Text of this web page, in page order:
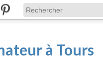
à Tours